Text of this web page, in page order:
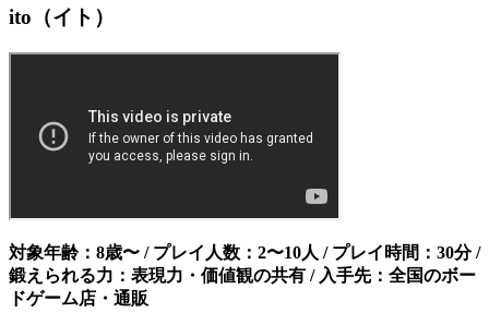
ito（イト）
対象年齢：8歳〜 / プレイ人数：2〜10人 / プレイ時間：30分 /
鍛えられる力：表現力・価値観の共有 / 入手先：全国のボー
ドゲーム店・通販